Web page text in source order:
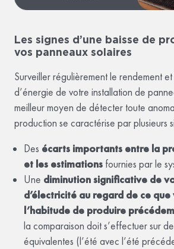
Les signes d’une baisse de
vos panneaux solaires
Surveiller régulièrement le rendement
d’énergie de votre installation de
meilleur moyen de détecter toute
production se caractérise par plusieurs
Des écarts importants entre la
et les estimations fournies par le
Une diminution significative de
d’électricité au regard de ce
l’habitude de produire
la comparaison doit s’effectuer sur
équivalentes (l’été avec l’été